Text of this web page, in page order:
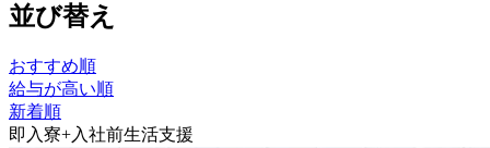
並び替え
おすすめ順
給与が高い順
新着順
即入寮+入社前生活支援